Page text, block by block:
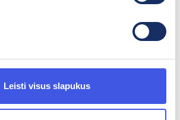
Leisti visus slapukus
Įkrovimo jungčių tipai